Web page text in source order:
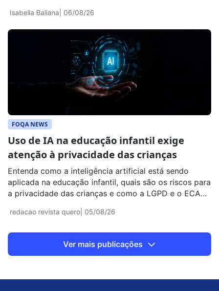
Isabella Baliana | 06/08/26
FOQA NEWS
Uso de IA na educação infantil exige
atenção à privacidade das crianças
redacao revista quero | 05/08/26
Entenda como a inteligência artificial está sendo
aplicada na educação infantil, quais são os riscos para
a privacidade das crianças e como a LGPD e o ECA
Ver mais publicações